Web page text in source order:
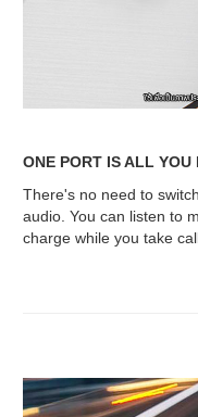
ONE PORT IS ALL YOU
There's no need to
audio. You can listen to
charge while you take